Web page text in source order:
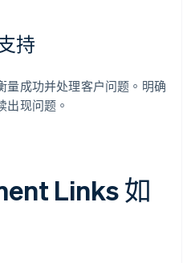
持
量成功并处理客户问题。明确
出现问题。
Links 如